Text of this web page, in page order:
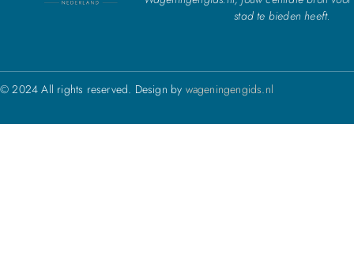
stad te bieden heeft.
© 2024 All rights reserved. Design by wageningengids.nl